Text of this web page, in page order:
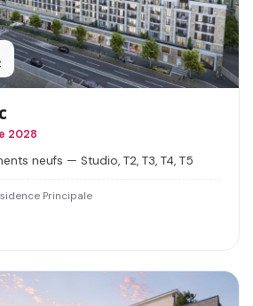
2028
neufs — Studio, T2, T3, T4, T5
Principale